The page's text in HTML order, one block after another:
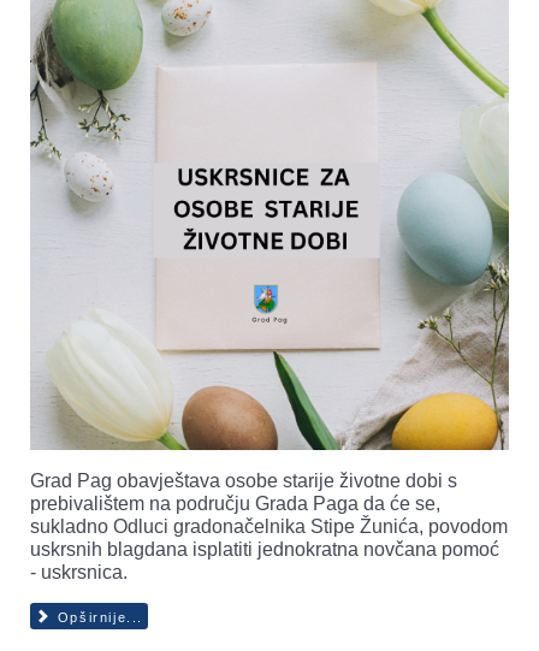
Grad Pag obavještava osobe starije životne dobi s
prebivalištem na području Grada Paga da će se,
sukladno Odluci gradonačelnika Stipe Žunića, povodom
uskrsnih blagdana isplatiti jednokratna novčana pomoć
- uskrsnica.
Opširnije...